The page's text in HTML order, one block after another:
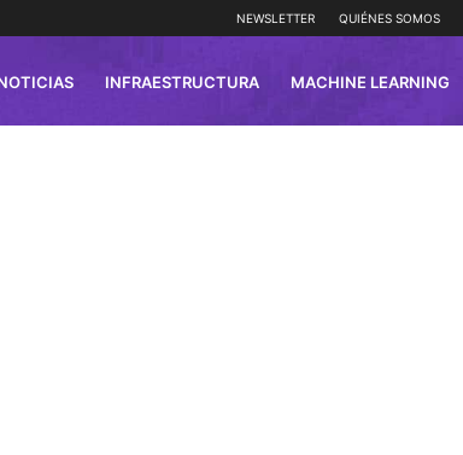
NEWSLETTER QUIÉNES SOMOS
INFRAESTRUCTURA MACHINE LEARNING